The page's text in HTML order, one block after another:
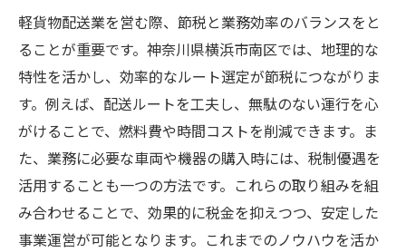
軽貨物配送業を営む際、節税と業務効率のバランスをと
ることが重要です。神奈川県横浜市南区では、地理的な
特性を活かし、効率的なルート選定が節税につながりま
す。例えば、配送ルートを工夫し、無駄のない運行を心
がけることで、燃料費や時間コストを削減できます。ま
た、業務に必要な車両や機器の購入時には、税制優遇を
活用することも一つの方法です。これらの取り組みを組
み合わせることで、効果的に税金を抑えつつ、安定した
事業運営が可能となります。これまでのノウハウを活か